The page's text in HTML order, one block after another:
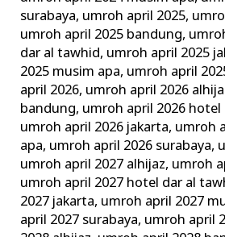
surabaya, umroh april 2025,
umroh april 2025 bandung,
dar al tawhid, umroh april 2025
2025 musim apa, umroh april
april 2026, umroh april 2026
bandung, umroh april 2026
umroh april 2026 jakarta, umroh
apa, umroh april 2026 surabaya,
umroh april 2027 alhijaz, umroh
umroh april 2027 hotel dar al
2027 jakarta, umroh april 2027
april 2027 surabaya, umroh april